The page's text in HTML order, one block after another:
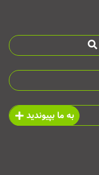
به ما بپیوندید